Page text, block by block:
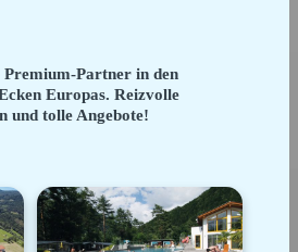
Premium-Partner in den
Europas. Reizvolle
und tolle Angebote!